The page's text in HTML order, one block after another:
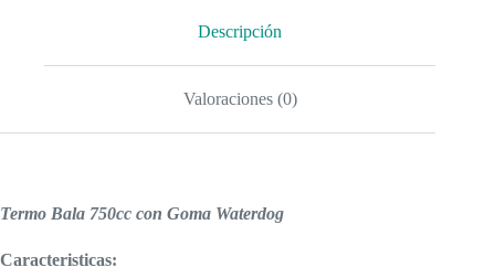
Descripción
Valoraciones (0)
Termo Bala 750cc con Goma Waterdog
Caracteristicas: